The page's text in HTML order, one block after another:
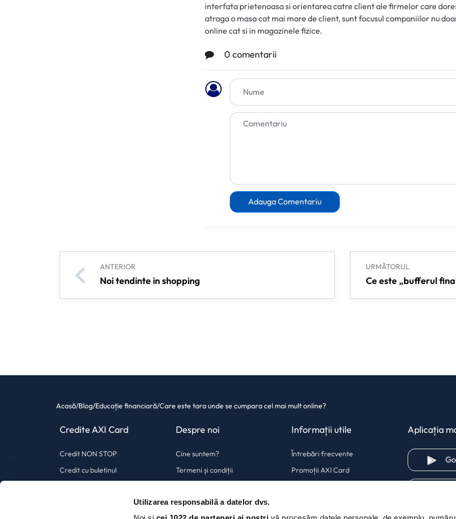
Utilizarea responsabilă a datelor dvs.
interfata prietenoasa si orientarea catre client ale firmelor care
atraga o masa cat mai mare de client, sunt focusul companiilor nu
online cat si in magazinele fizice.
0 comentarii
Adauga Comentariu
ANTERIOR
Noi tendinte in shopping
URMĂTORUL
Ce este „bufferul
Acasă/Blog/Educație financiară/Care este tara unde se cumpara cel mai mult online?
Credite AXI Card
Credit NON STOP
Credit cu buletinul
Card de credit nebancar
Despre noi
Cine suntem?
Termeni și condiții
Contact AXI Card
Informații utile
Întrebări frecvente
Promoții AXI Card
Aplicația